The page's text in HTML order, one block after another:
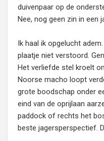
duivenpaar op de
Nee, nog geen zin in een
Ik haal ik opgelucht
plaatje niet verstoord.
Het verliefde stel kroelt
Noorse macho loopt
grote boodschap onder
eind van de oprijlaan
paddock of rechts het
beste jagersperspectief.